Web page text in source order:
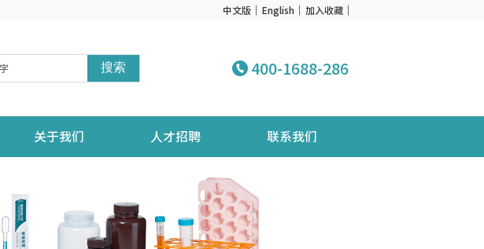
中文版 English 加入收藏
搜索 400-1688-286
关于我们 人才招聘 联系我们